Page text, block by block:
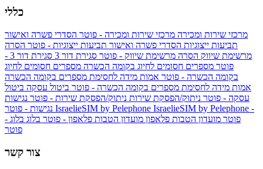
כללי
מרכזי שירות ומכירה מרכזי שירות ומכירה - פוטר הסדרי פשרה ואישור
תביעות ייצוגיות הסדרי פשרה ואישור תביעות ייצוגיות - פוטר הסרה
מרשימת שיווק הסרה מרשימת שיווק - פוטר סגירת דור 3
סגירת דור 3 -
פוטר מספרים חסומים לחיוג בקומה הכשרה מספרים חסומים לחיוג
בקומה הכשרה - פוטר אמות מידה לחסימת מספרים בקומה הכשרה
אמות מידה לחסימת מספרים בקומה הכשרה - פוטר ביטול עסקה ביטול
עסקה - פוטר ניתוק/הפסקת שירות ניתוק/הפסקת שירות - פוטר נגישות
IsraelieSIM by Pelephone IsraelieSIM by Pelephone -
פוטר מועדון הטבות פלאפון מועדון הטבות פלאפון - פוטר בלוג בלוג -
פוטר
צור קשר